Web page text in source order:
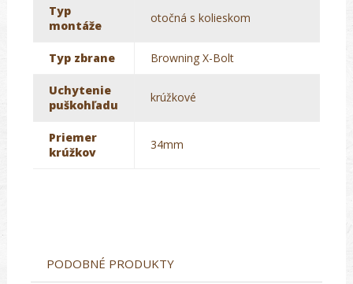
Typ
montáže
otočná s kolieskom
Typ zbrane Browning X-Bolt
Uchytenie
puškohľadu
krúžkové
Priemer
krúžkov
34mm
PODOBNÉ PRODUKTY